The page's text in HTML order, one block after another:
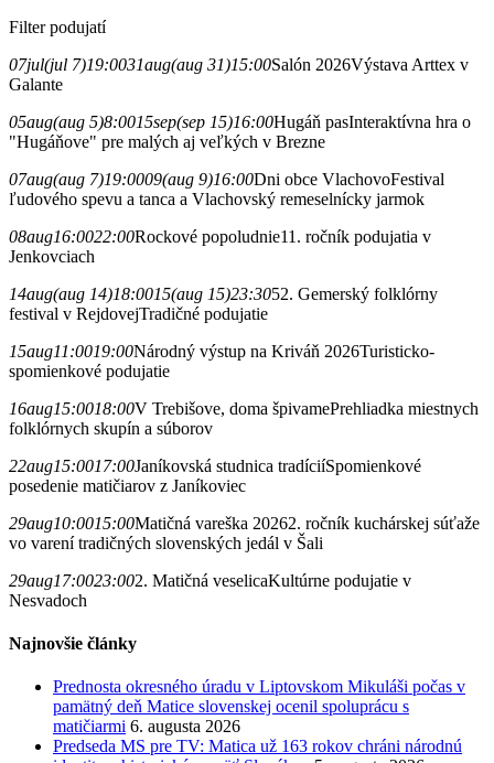
Filter podujatí
07jul(jul 7)19:0031aug(aug 31)15:00Salón 2026Výstava Arttex v
Galante
05aug(aug 5)8:0015sep(sep 15)16:00Hugáň pasInteraktívna hra o
"Hugáňove" pre malých aj veľkých v Brezne
07aug(aug 7)19:0009(aug 9)16:00Dni obce VlachovoFestival
ľudového spevu a tanca a Vlachovský remeselnícky jarmok
08aug16:0022:00Rockové popoludnie11. ročník podujatia v
Jenkovciach
14aug(aug 14)18:0015(aug 15)23:3052. Gemerský folklórny
festival v RejdovejTradičné podujatie
15aug11:0019:00Národný výstup na Kriváň 2026Turisticko-
spomienkové podujatie
16aug15:0018:00V Trebišove, doma špivamePrehliadka miestnych
folklórnych skupín a súborov
22aug15:0017:00Janíkovská studnica tradíciíSpomienkové
posedenie matičiarov z Janíkoviec
29aug10:0015:00Matičná vareška 20262. ročník kuchárskej súťaže
vo varení tradičných slovenských jedál v Šali
29aug17:0023:002. Matičná veselicaKultúrne podujatie v
Nesvadoch
Najnovšie články
Prednosta okresného úradu v Liptovskom Mikuláši počas v
pamätný deň Matice slovenskej ocenil spoluprácu s
matičiarmi 6. augusta 2026
Predseda MS pre TV: Matica už 163 rokov chráni národnú